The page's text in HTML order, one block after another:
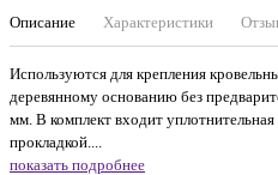
Описание Характеристики
Используются для крепления
деревянному основанию без
мм. В комплект входит
прокладкой....
показать подробнее